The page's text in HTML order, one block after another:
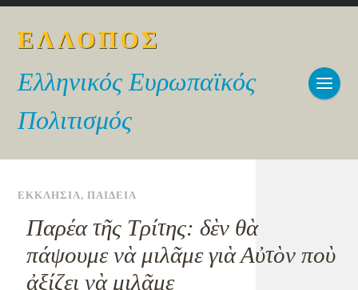
ΕΛΛΟΠΟΣ
Ελληνικός Ευρωπαϊκός
Πολιτισμός
ΕΚΚΛΗΣΙΑ,ΠΑΙΔΕΙΑ
Παρέα τῆς Τρίτης: δὲν θὰ
πάψουμε νὰ μιλᾶμε γιὰ Αὐτὸν ποὺ
ἀξίζει νὰ μιλᾶμε